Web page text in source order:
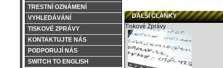
TRESTNÍ OZNÁMENÍ
VYHLEDÁVÁNÍ
TISKOVÉ ZPRÁVY
KONTAKTUJTE NÁS
PODPORUJÍ NÁS
SWITCH TO ENGLISH
DALŠÍ ČLÁNKY
Tiskové Zprávy